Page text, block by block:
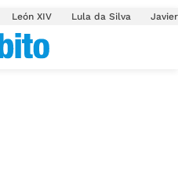
León XIV Lula da Silva